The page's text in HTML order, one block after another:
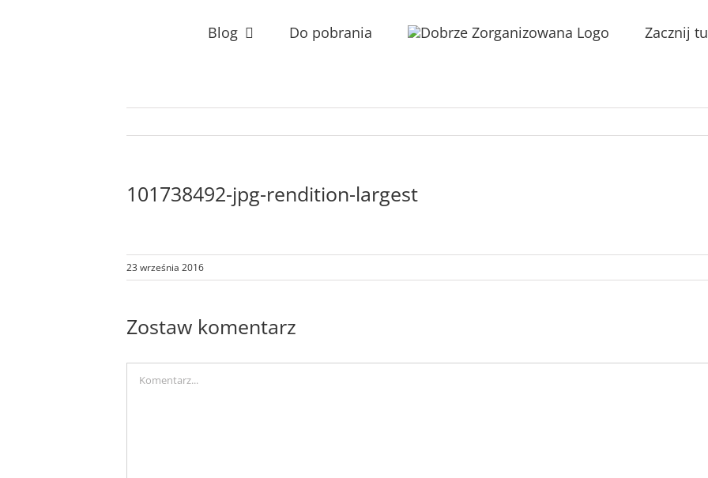
Blog Do pobrania Zacznij
101738492-jpg-rendition-largest
23 września 2016
Zostaw komentarz